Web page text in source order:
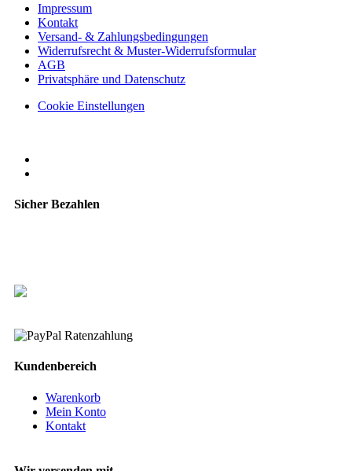
Impressum
Kontakt
Versand- & Zahlungsbedingungen
Widerrufsrecht & Muster-Widerrufsformular
AGB
Privatsphäre und Datenschutz
Cookie Einstellungen
Sicher Bezahlen
Kundenbereich
Warenkorb
Mein Konto
Kontakt